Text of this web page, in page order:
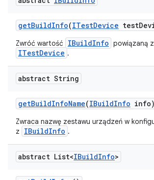
getBuildInfo(ITestDevice test
Zwróć wartość IBuildInfo powiązaną
ITestDevice .
abstract String
getBuildInfoName(IBuildInfo info)
Zwraca nazwę zestawu urządzeń w
z
IBuildInfo .
abstract List<IBuildInfo>